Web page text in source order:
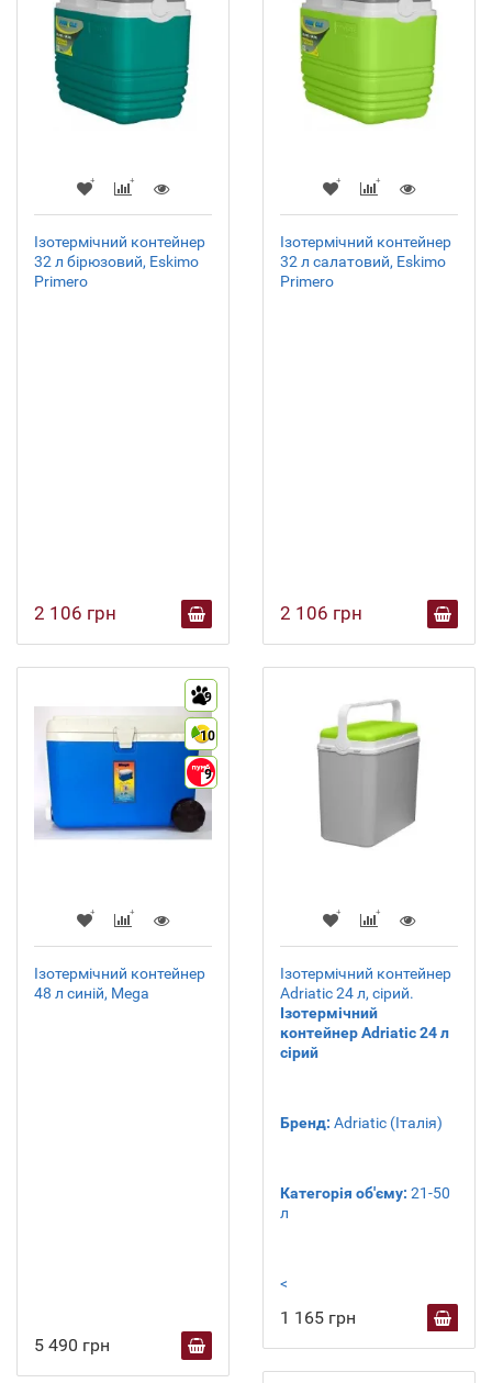
Ізотермічний контейнер
32 л бірюзовий, Eskimo
Primero
2 106 грн
Ізотермічний контейнер
32 л салатовий, Eskimo
Primero
2 106 грн
9
10
9
Ізотермічний контейнер
48 л синій, Mega
5 490 грн
Ізотермічний контейнер
Adriatic 24 л, сірий.
Ізотермічний
контейнер Adriatic 24 л
сірий
Бренд: Adriatic (Італія)
Категорія об'єму: 21-50
л
<
1 165 грн